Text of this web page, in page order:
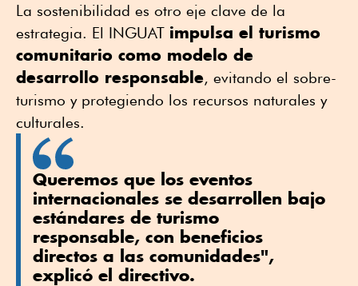
La sostenibilidad es otro eje clave de la
estrategia. El INGUAT impulsa el turismo
comunitario como modelo de
desarrollo responsable, evitando el sobre-
turismo y protegiendo los recursos naturales y
culturales.
Queremos que los eventos
internacionales se desarrollen bajo
estándares de turismo
responsable, con beneficios
directos a las comunidades",
explicó el directivo.